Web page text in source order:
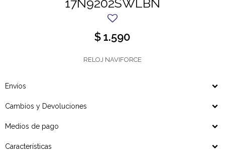
17N9202SWLBN
$1.590
RELOJ NAVIFORCE
Envíos
Cambios y Devoluciones
Medios de pago
Características